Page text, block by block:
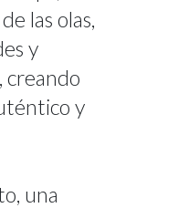
las olas,
y
creando
y
una